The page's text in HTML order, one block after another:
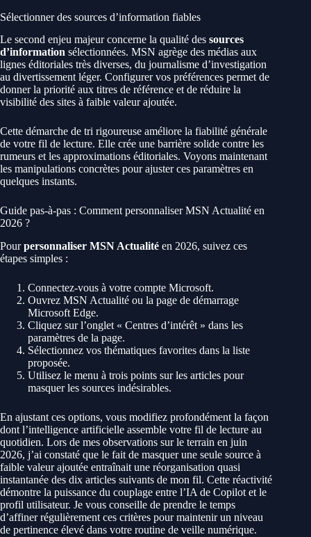
Sélectionner des sources d’information fiables
Le second enjeu majeur concerne la qualité des sources
d’information sélectionnées. MSN agrège des médias aux
lignes éditoriales très diverses, du journalisme d’investigation
au divertissement léger. Configurer vos préférences permet de
donner la priorité aux titres de référence et de réduire la
visibilité des sites à faible valeur ajoutée.
Cette démarche de tri rigoureuse améliore la fiabilité générale
de votre fil de lecture. Elle crée une barrière solide contre les
rumeurs et les approximations éditoriales. Voyons maintenant
les manipulations concrètes pour ajuster ces paramètres en
quelques instants.
Guide pas-à-pas : Comment personnaliser MSN Actualité en
2026 ?
Pourpersonnaliser MSN Actualité en 2026, suivez ces
étapes simples :
Connectez-vous à votre compte Microsoft.
Ouvrez MSN Actualité ou la page de démarrage
Microsoft Edge.
Cliquez sur l’onglet « Centres d’intérêt » dans les
paramètres de la page.
Sélectionnez vos thématiques favorites dans la liste
proposée.
Utilisez le menu à trois points sur les articles pour
masquer les sources indésirables.
En ajustant ces options, vous modifiez profondément la façon
dont l’intelligence artificielle assemble votre fil de lecture au
quotidien. Lors de mes observations sur le terrain en juin
2026, j’ai constaté que le fait de masquer une seule source à
faible valeur ajoutée entraînait une réorganisation quasi
instantanée des dix articles suivants de mon fil. Cette réactivité
démontre la puissance du couplage entre l’IA de Copilot et le
profil utilisateur. Je vous conseille de prendre le temps
d’affiner régulièrement ces critères pour maintenir un niveau
de pertinence élevé dans votre routine de veille numérique.